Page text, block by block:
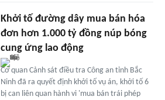
Khởi tố đường dây mua bán hóa
đơn hơn 1.000 tỷ đồng núp bóng
cung ứng lao động
Cơ quan Cảnh sát điều tra Công an tỉnh Bắc
Ninh đã ra quyết định khởi tố vụ án, khởi tố 6
bị can liên quan hành vi 'mua bán trái phép